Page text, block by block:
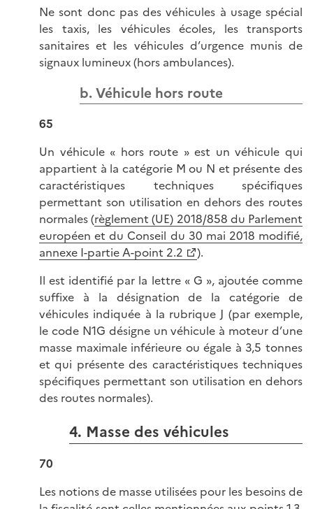
Ne sont donc pas des véhicules à usage spécial
les taxis, les véhicules écoles, les transports
sanitaires et les véhicules d’urgence munis de
signaux lumineux (hors ambulances).
b. Véhicule hors route
65
Un véhicule « hors route » est un véhicule qui
appartient à la catégorie M ou N et présente des
caractéristiques techniques spécifiques
permettant son utilisation en dehors des routes
normales (règlement (UE) 2018/858 du Parlement
européen et du Conseil du 30 mai 2018 modifié,
annexe I-partie A-point 2.2
).
Il est identifié par la lettre « G », ajoutée comme
suffixe à la désignation de la catégorie de
véhicules indiquée à la rubrique J (par exemple,
le code N1G désigne un véhicule à moteur d’une
masse maximale inférieure ou égale à 3,5 tonnes
et qui présente des caractéristiques techniques
spécifiques permettant son utilisation en dehors
des routes normales).
4. Masse des véhicules
70
Les notions de masse utilisées pour les besoins de